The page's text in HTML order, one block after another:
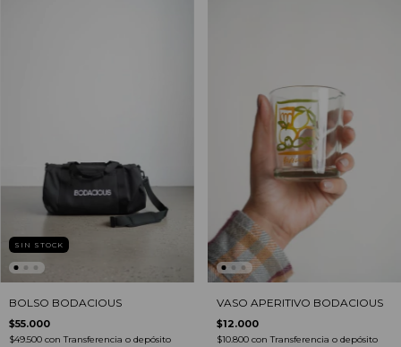
SIN STOCK
BOLSO BODACIOUS
$55.000
$49.500 con Transferencia o depósito
VASO APERITIVO BODACIOUS
$12.000
$10.800 con Transferencia o depósito